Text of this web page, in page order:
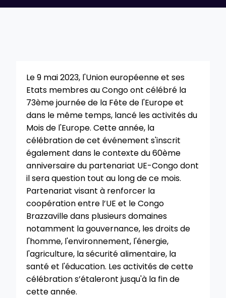
Le 9 mai 2023, l'Union européenne et ses
Etats membres au Congo ont célébré la
73ème journée de la Fête de l'Europe et
dans le même temps, lancé les activités du
Mois de l'Europe. Cette année, la
célébration de cet événement s'inscrit
également dans le contexte du 60ème
anniversaire du partenariat UE-Congo dont
il sera question tout au long de ce mois.
Partenariat visant à renforcer la
coopération entre l’UE et le Congo
Brazzaville dans plusieurs domaines
notamment la gouvernance, les droits de
l'homme, l'environnement, l'énergie,
l'agriculture, la sécurité alimentaire, la
santé et l'éducation. Les activités de cette
célébration s’étaleront jusqu'à la fin de
cette année.